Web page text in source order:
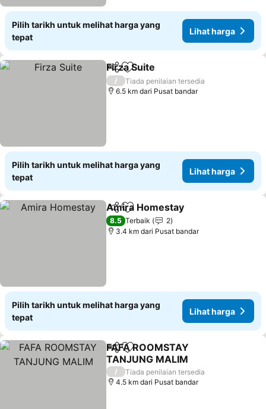
Pilih tarikh untuk melihat harga yang
tepat
Lihat harga
KongsiTambah ke favorit
Firza Suite
/
Tiada penilaian tersedia
6.5 km dari Pusat bandar
Pilih tarikh untuk melihat harga yang
tepat
Lihat harga
KongsiTambah ke favorit
Amira Homestay
8.5 Terbaik
2
3.4 km dari Pusat bandar
Pilih tarikh untuk melihat harga yang
tepat
Lihat harga
KongsiTambah ke favorit
FAFA ROOMSTAY
TANJUNG MALIM
/
Tiada penilaian tersedia
4.5 km dari Pusat bandar